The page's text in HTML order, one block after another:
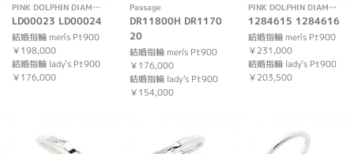
PINK DOLPHIN DIAMOND
LD00023 LD00024
結婚指輪 men`s Pt900
￥198,000
結婚指輪 lady`s Pt900
￥176,000
Passage
DR11800H DR1170
20
結婚指輪 men's Pt900
￥176,000
結婚指輪 lady's Pt900
￥154,000
PINK DOLPHIN DIAMOND
1284615 1284616
結婚指輪 men`s Pt900
￥231,000
結婚指輪 lady`s Pt900
￥203,500